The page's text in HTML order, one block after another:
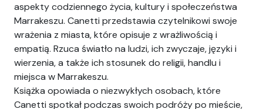
aspekty codziennego życia, kultury i społeczeństwa
Marrakeszu. Canetti przedstawia czytelnikowi swoje
wrażenia z miasta, które opisuje z wrażliwością i
empatią. Rzuca światło na ludzi, ich zwyczaje, języki i
wierzenia, a także ich stosunek do religii, handlu i
miejsca w Marrakeszu.
Książka opowiada o niezwykłych osobach, które
Canetti spotkał podczas swoich podróży po mieście,